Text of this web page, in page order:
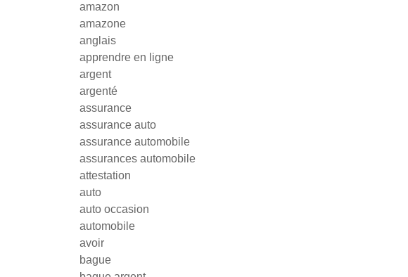
amazon
amazone
anglais
apprendre en ligne
argent
argenté
assurance
assurance auto
assurance automobile
assurances automobile
attestation
auto
auto occasion
automobile
avoir
bague